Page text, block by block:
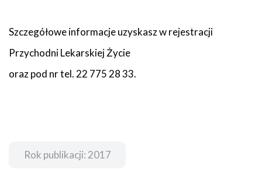
Szczegółowe informacje uzyskasz w rejestracji
Przychodni Lekarskiej Życie
oraz pod nr tel. 22 775 28 33.
Rok publikacji: 2017